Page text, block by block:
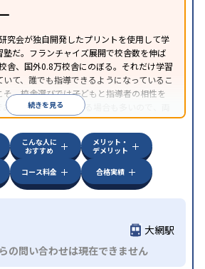
究会が独自開発したプリントを使用して学
だ。フランチャイズ展開で校舎数を伸ば
舎、国外0.8万校舎にのぼる。それだけ学習
て、誰でも指導できるようになっているこ
そ、校舎選びでは子どもと指導者の相性を
ある。近所に2校舎ある場合も多いので、両
オススメする。
続きを見る
こんな人に
おすすめ
メリット・
デメリット
コース料金 合格実績
大網駅
の問い合わせは現在できません